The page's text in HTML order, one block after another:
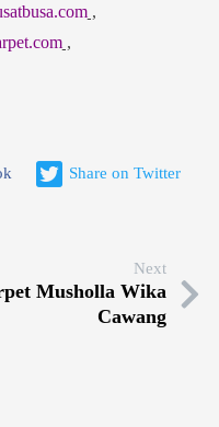
,
,
Share on Twitter
Next
Musholla Wika
Cawang